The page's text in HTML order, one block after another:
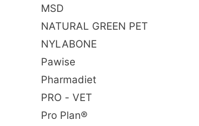
MSD
NATURAL GREEN PET
NYLABONE
Pawise
Pharmadiet
PRO - VET
Pro Plan®